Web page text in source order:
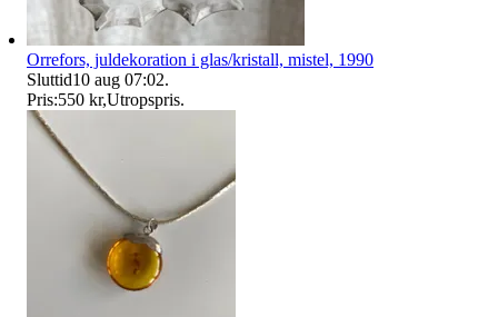
Orrefors, juldekoration i glas/kristall, mistel, 1990
Sluttid10 aug 07:02.
Pris:550 kr,Utropspris.